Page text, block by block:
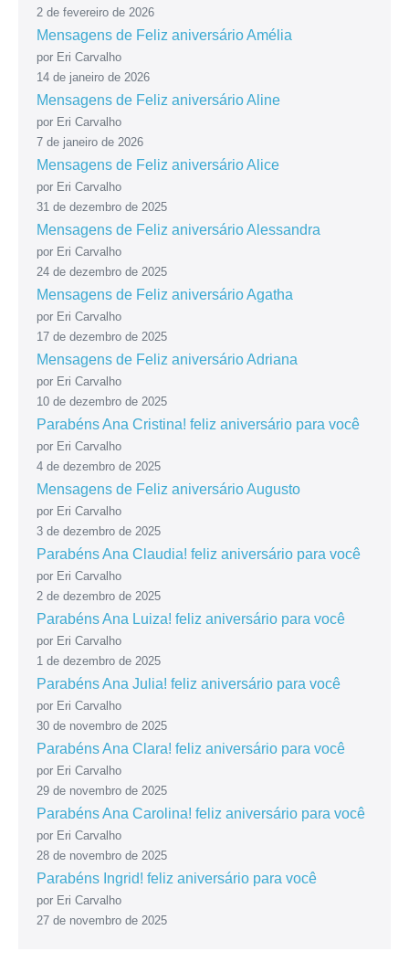
2 de fevereiro de 2026
Mensagens de Feliz aniversário Amélia
por Eri Carvalho
14 de janeiro de 2026
Mensagens de Feliz aniversário Aline
por Eri Carvalho
7 de janeiro de 2026
Mensagens de Feliz aniversário Alice
por Eri Carvalho
31 de dezembro de 2025
Mensagens de Feliz aniversário Alessandra
por Eri Carvalho
24 de dezembro de 2025
Mensagens de Feliz aniversário Agatha
por Eri Carvalho
17 de dezembro de 2025
Mensagens de Feliz aniversário Adriana
por Eri Carvalho
10 de dezembro de 2025
Parabéns Ana Cristina! feliz aniversário para você
por Eri Carvalho
4 de dezembro de 2025
Mensagens de Feliz aniversário Augusto
por Eri Carvalho
3 de dezembro de 2025
Parabéns Ana Claudia! feliz aniversário para você
por Eri Carvalho
2 de dezembro de 2025
Parabéns Ana Luiza! feliz aniversário para você
por Eri Carvalho
1 de dezembro de 2025
Parabéns Ana Julia! feliz aniversário para você
por Eri Carvalho
30 de novembro de 2025
Parabéns Ana Clara! feliz aniversário para você
por Eri Carvalho
29 de novembro de 2025
Parabéns Ana Carolina! feliz aniversário para você
por Eri Carvalho
28 de novembro de 2025
Parabéns Ingrid! feliz aniversário para você
por Eri Carvalho
27 de novembro de 2025